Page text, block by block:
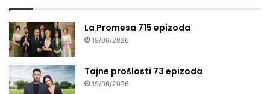
La Promesa 715 epizoda
19/06/2026
Tajne prošlosti 73 epizoda
19/06/2026